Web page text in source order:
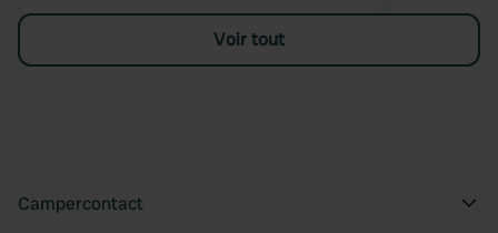
Voir tout
Campercontact